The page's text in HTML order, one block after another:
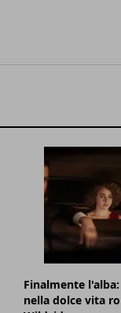
Finalmente
nella dolce vita